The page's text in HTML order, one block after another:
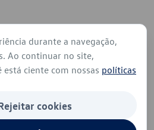
durante a navegação,
Ao continuar no site,
ciente com nossas políticas
cookies